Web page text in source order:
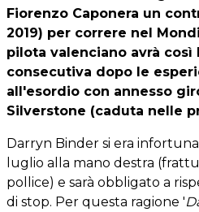
Fiorenzo Caponera un
2019) per correre nel
pilota valenciano avrà
consecutiva dopo le
all'esordio con annesso
Silverstone (caduta nelle
Darryn Binder si era
luglio alla mano destra
pollice) e sarà obbligato a
di stop. Per questa ragione '